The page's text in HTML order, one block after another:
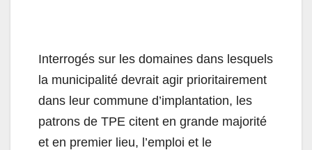
Interrogés sur les domaines dans lesquels
la municipalité devrait agir prioritairement
dans leur commune d’implantation, les
patrons de TPE citent en grande majorité
et en premier lieu, l’emploi et le